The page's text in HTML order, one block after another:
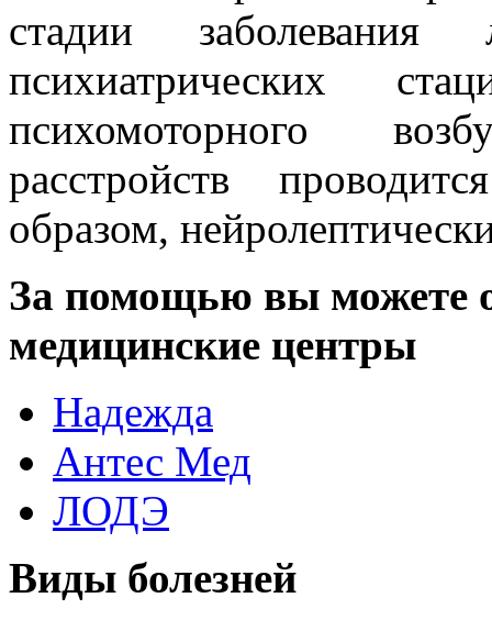
стадии заболевания
психиатрических
психомоторного
расстройств
образом,
За помощью вы можете
медицинские центры
Надежда
Антес Мед
ЛОДЭ
Виды болезней